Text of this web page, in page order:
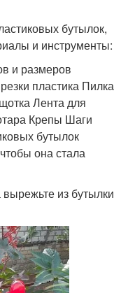
бутылок,
и инструменты:
и размеров
пластика Пилка
Лента для
Крепы Шаги
бутылок
она стала
из бутылки